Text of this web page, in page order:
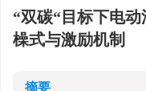
“双碳“目标下电
橾式与激励机制
摘要